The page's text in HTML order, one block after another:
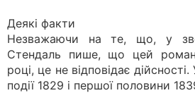
Деякі факти
Незважаючи на те, що, у
Стендаль пише, що цей
році, це не відповідає
події 1829 і першої половини